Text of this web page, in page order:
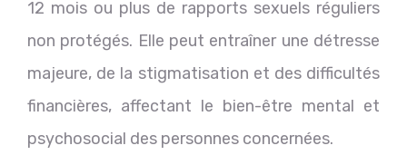
12 mois ou plus de rapports sexuels réguliers
non protégés. Elle peut entraîner une détresse
majeure, de la stigmatisation et des difficultés
financières, affectant le bien-être mental et
psychosocial des personnes concernées.